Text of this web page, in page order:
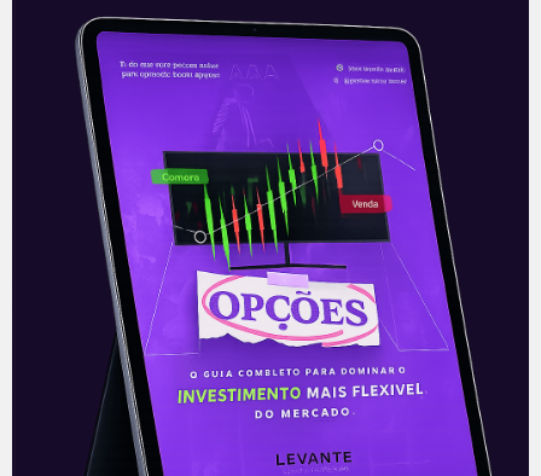
Amazon: votação sindical
A contagem dos votos para determinar
se os trabalhadores de um depósito da
Amazon (AMZN) na cidade de Bessermer,
no Alabama, irão aderir a um
Leia mais
08/04/2021